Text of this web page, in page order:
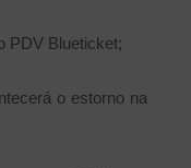
PDV Blueticket;
o estorno na